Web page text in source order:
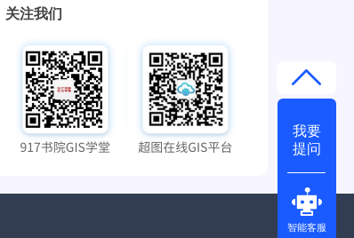
我要
提问
智能客服
关注我们